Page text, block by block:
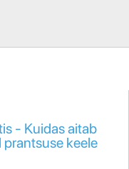
- Kuidas aitab
keele